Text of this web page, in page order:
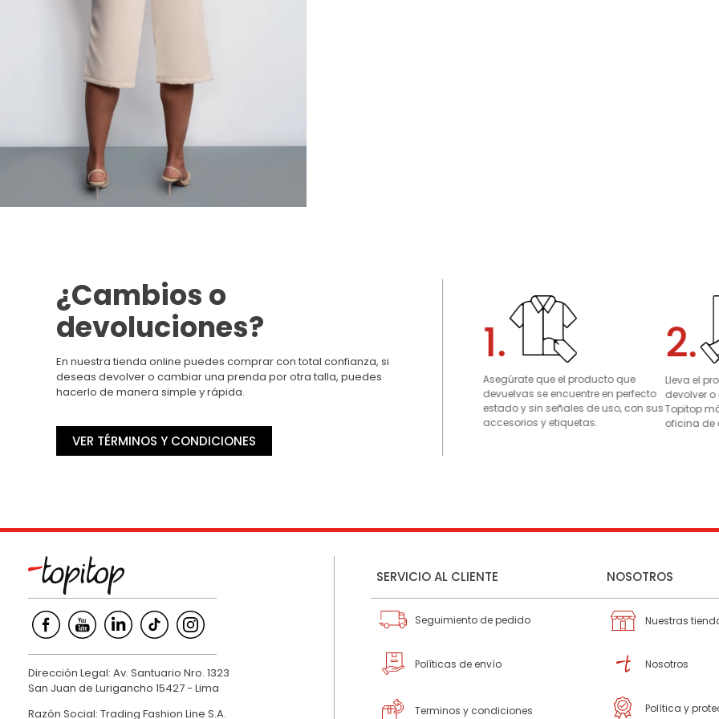
¿Cambios o
devoluciones?
En nuestra tienda online puedes comprar con total confianza, si
deseas devolver o cambiar una prenda por otra talla, puedes
hacerlo de manera simple y rápida.
VER TÉRMINOS Y CONDICIONES
1.
Asegúrate que el producto que
devuelvas se encuentre en perfecto
estado y sin señales de uso, con sus
accesorios y etiquetas.
2.
Lleva el
devolver
Topitop
oficina de
Dirección Legal: Av. Santuario Nro. 1323
San Juan de Lurigancho 15427 - Lima
Razón Social: Trading Fashion Line S.A.
SERVICIO AL CLIENTE
Seguimiento de pedido
Políticas de envío
Terminos y condiciones
NOSOTROS
Nuestras
Nosotros
Política y